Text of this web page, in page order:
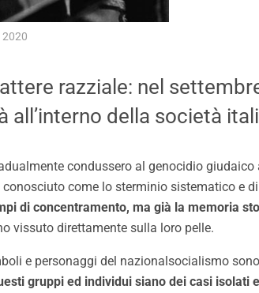
2020
razziale: nel
all’interno della società
condussero al genocidio
come lo sterminio sistematico e
di concentramento, ma già la memoria
vissuto direttamente sulla loro pelle.
e personaggi del nazionalsocialismo
gruppi ed individui siano dei casi